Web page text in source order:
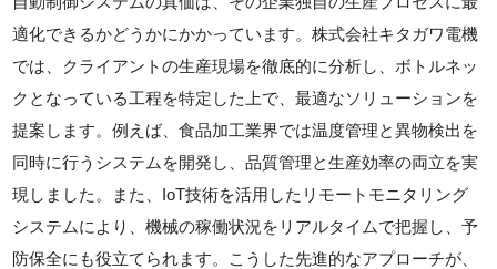
適化できるかどうかにかかっています。株式会社キタガワ電機
では、クライアントの生産現場を徹底的に分析し、ボトルネッ
クとなっている工程を特定した上で、最適なソリューションを
提案します。例えば、食品加工業界では温度管理と異物検出を
同時に行うシステムを開発し、品質管理と生産効率の両立を実
現しました。また、IoT技術を活用したリモートモニタリング
システムにより、機械の稼働状況をリアルタイムで把握し、予
防保全にも役立てられます。こうした先進的なアプローチが、